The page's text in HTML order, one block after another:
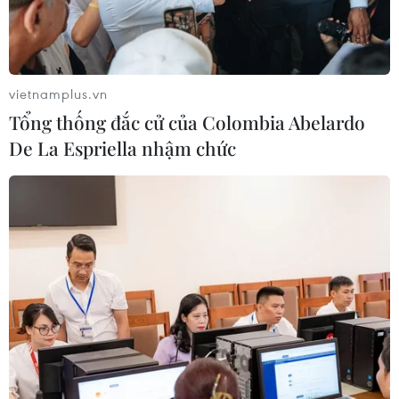
cao đẳng, tăng quy mô đào
tạo nhân lực chất lượng
cao
06/08/2026 11:43
tuyển thí sinh Trường
THTP chuyên Tuyên
Quang không vi phạm quy
chế
Toàn cảnh vụ sai phạm
điểm thi trường THPT
chuyên Tuyên Quang
06/08/2026 09:04
đảm bảo đủ sách giáo khoa
cho năm học mới
06/08/2026 04:12
vietnamplus.vn
Tổng thống đắc cử của Colombia Abelardo
De La Espriella nhậm chức